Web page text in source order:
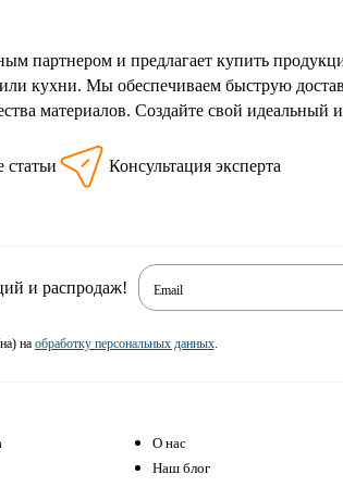
партнером и предлагает купить
кухни. Мы обеспечиваем быструю
материалов. Создайте свой
Консультация эксперта
и распродаж! Email
на обработку персональных данных.
О нас
Наш блог